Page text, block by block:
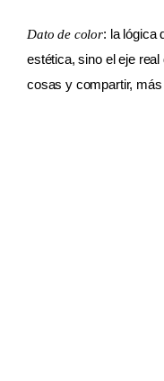
Dato de color: la lógica
estética, sino el eje
cosas y compartir, más